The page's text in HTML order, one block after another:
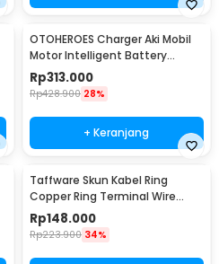
OTOHEROES Charger Aki Mobil
Motor Intelligent Battery
Charger 12V/24V - AJ-618D
Rp313.000
Rp428.900 28%
+ Keranjang
Taffware Skun Kabel Ring
Copper Ring Terminal Wire
Connector 120 PCS - SC6-25
Rp148.000
Rp223.900 34%